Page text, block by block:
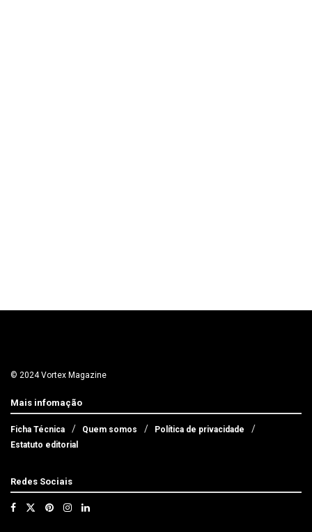
© 2024 Vortex Magazine
Mais infomação
Ficha Técnica Quem somos
Política de privacidade
Estatuto editorial
Redes Sociais